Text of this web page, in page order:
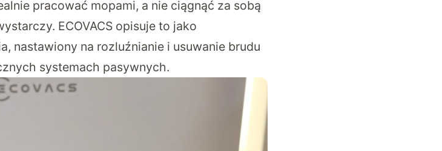
pracować mopami, a nie ciągnąć za sobą
ECOVACS opisuje to jako
nastawiony na rozluźnianie i usuwanie brudu
systemach pasywnych.